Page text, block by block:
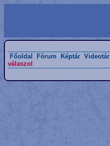
Főoldal Fórum Képtár Videotár
válaszol